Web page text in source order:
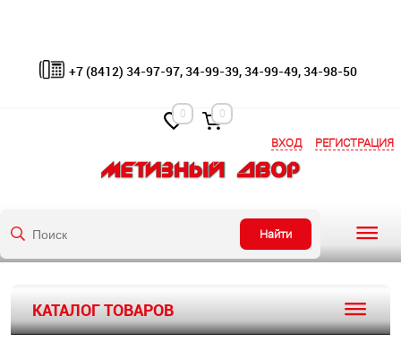
ВХОД РЕГИСТРАЦИЯ
Найти
+7 (8412) 34-97-97, 34-99-39, 34-99-49, 34-98-50
0 0
КАТАЛОГ ТОВАРОВ